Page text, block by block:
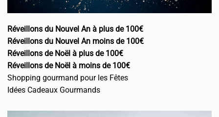
Réveillons du Nouvel An à plus de 100€
Réveillons du Nouvel An moins de 100€
Réveillons de Noël à plus de 100€
Réveillons de Noël à moins de 100€
Shopping gourmand pour les Fêtes
Idées Cadeaux Gourmands